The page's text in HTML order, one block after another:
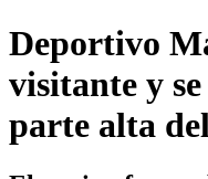
Deportivo
visitante y
parte alta